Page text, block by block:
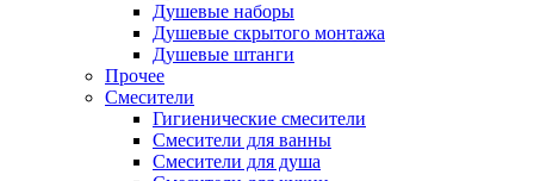
Душевые наборы
Душевые скрытого монтажа
Душевые штанги
Прочее
Смесители
Гигиенические смесители
Смесители для ванны
Смесители для душа